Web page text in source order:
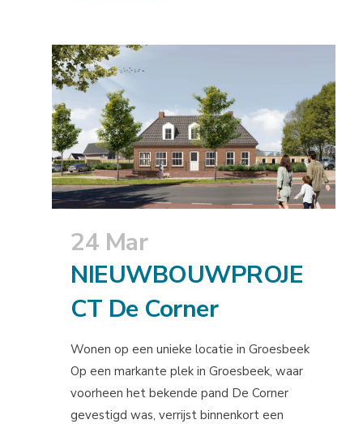
24 Mar
NIEUWBOUWPROJE
CT De Corner
Wonen op een unieke locatie in Groesbeek
Op een markante plek in Groesbeek, waar
voorheen het bekende pand De Corner
gevestigd was, verrijst binnenkort een